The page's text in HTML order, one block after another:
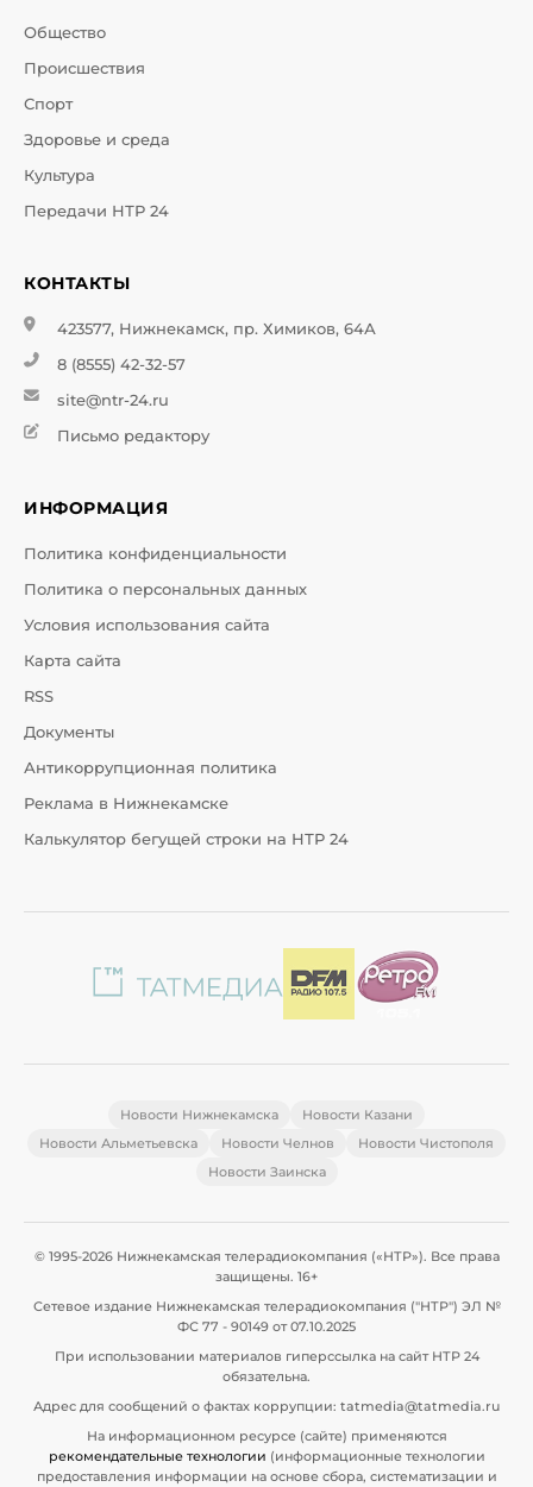
Общество
Происшествия
Спорт
Здоровье и среда
Культура
Передачи НТР 24
КОНТАКТЫ
423577, Нижнекамск, пр. Химиков, 64А
8 (8555) 42-32-57
site@ntr-24.ru
Письмо редактору
ИНФОРМАЦИЯ
Политика конфиденциальности
Политика о персональных данных
Условия использования сайта
Карта сайта
RSS
Документы
Антикоррупционная политика
Реклама в Нижнекамске
Калькулятор бегущей строки на НТР 24
Новости Нижнекамска
Новости Казани
Новости Альметьевска
Новости Челнов
Новости Чистополя
Новости Заинска
© 1995-2026 Нижнекамская телерадиокомпания («НТР»). Все права
защищены. 16+
Сетевое издание Нижнекамская телерадиокомпания ("НТР") ЭЛ №
ФС 77 - 90149 от 07.10.2025
При использовании материалов гиперссылка на сайт НТР 24
обязательна.
Адрес для сообщений о фактах коррупции: tatmedia@tatmedia.ru
На информационном ресурсе (сайте) применяются
рекомендательные технологии (информационные технологии
предоставления информации на основе сбора, систематизации и